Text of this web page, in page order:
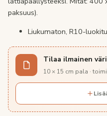
paksuus).
Liukumaton, R10-
Tilaa ilmainen
10 × 15 cm pala ·